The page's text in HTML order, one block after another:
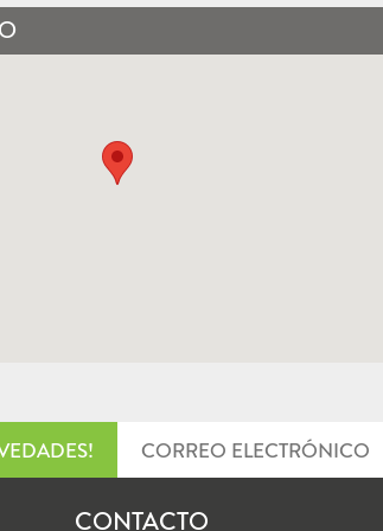
CONTACTO